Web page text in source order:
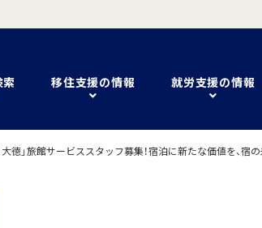
索 移住支援の情報 就労支援の情報
」旅館サービススタッフ募集！宿泊に新たな価値を、宿の